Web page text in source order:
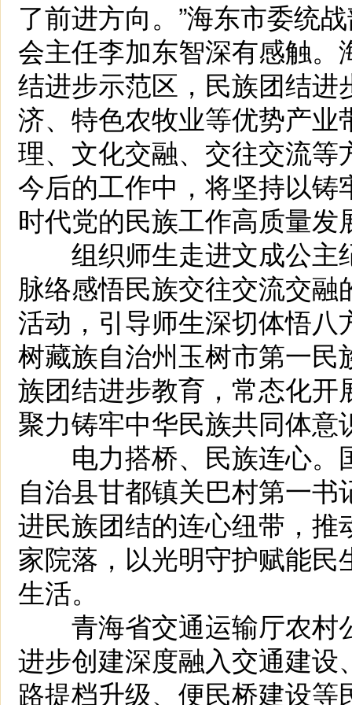
了前进方向。”海东市委统
会主任李加东智深有感触
结进步示范区，民族团结
济、特色农牧业等优势产
理、文化交融、交往交流
今后的工作中，将坚持以
时代党的民族工作高质量发
组织师生走进文成公主
脉络感悟民族交往交流交
活动，引导师生深切体悟
树藏族自治州玉树市第一民
族团结进步教育，常态化
聚力铸牢中华民族共同体意
电力搭桥、民族连心。
自治县甘都镇关巴村第一
进民族团结的连心纽带，
家院落，以光明守护赋能
生活。
青海省交通运输厅农村
进步创建深度融入交通建
路提档升级、便民桥建设